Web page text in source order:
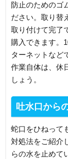
防止のためのゴ
ださい。取り替
取り付けて完了
購入できます。
ターネットなど
作業自体は、休
しょう。
吐水口から
蛇口をひねって
対処法をご紹介
らの水を止めて